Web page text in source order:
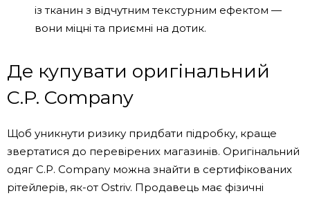
із тканин з відчутним текстурним ефектом —
вони міцні та приємні на дотик.
Де купувати оригінальний
C.P. Company
Щоб уникнути ризику придбати підробку, краще
звертатися до перевірених магазинів. Оригінальний
одяг C.P. Company можна знайти в сертифікованих
рітейлерів, як-от Ostriv. Продавець має фізичні